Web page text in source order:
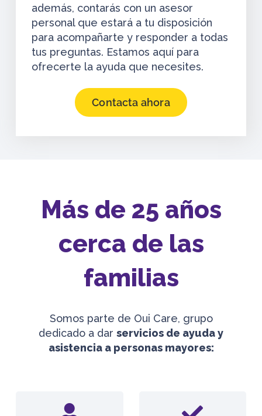
además, contarás con un asesor
personal que estará a tu disposición
para acompañarte y responder a todas
tus preguntas. Estamos aquí para
ofrecerte la ayuda que necesites.
Contacta ahora
Más de 25 años
cerca de las
familias
Somos parte de Oui Care, grupo
dedicado a dar servicios de ayuda y
asistencia a personas mayores: